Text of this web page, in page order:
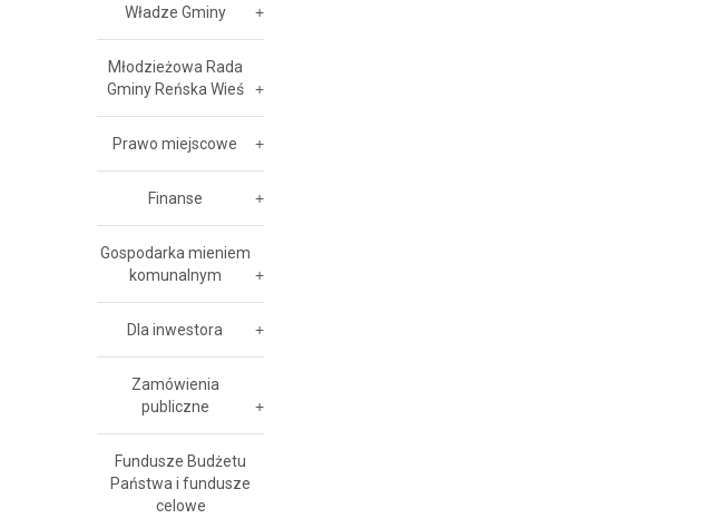
Władze Gminy
Młodzieżowa Rada
Gminy Reńska Wieś
Prawo miejscowe
Finanse
Gospodarka mieniem
komunalnym
Dla inwestora
Zamówienia
publiczne
Fundusze Budżetu
Państwa i fundusze
celowe